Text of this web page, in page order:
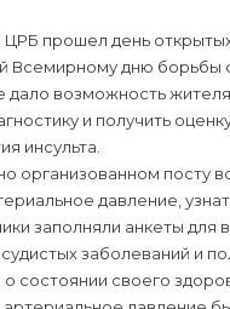
ЦРБ прошел день
Всемирному дню борьбы
дало возможность
и получить
инсульта.
организованном посту
давление,
заполняли анкеты для
заболеваний и
состоянии своего